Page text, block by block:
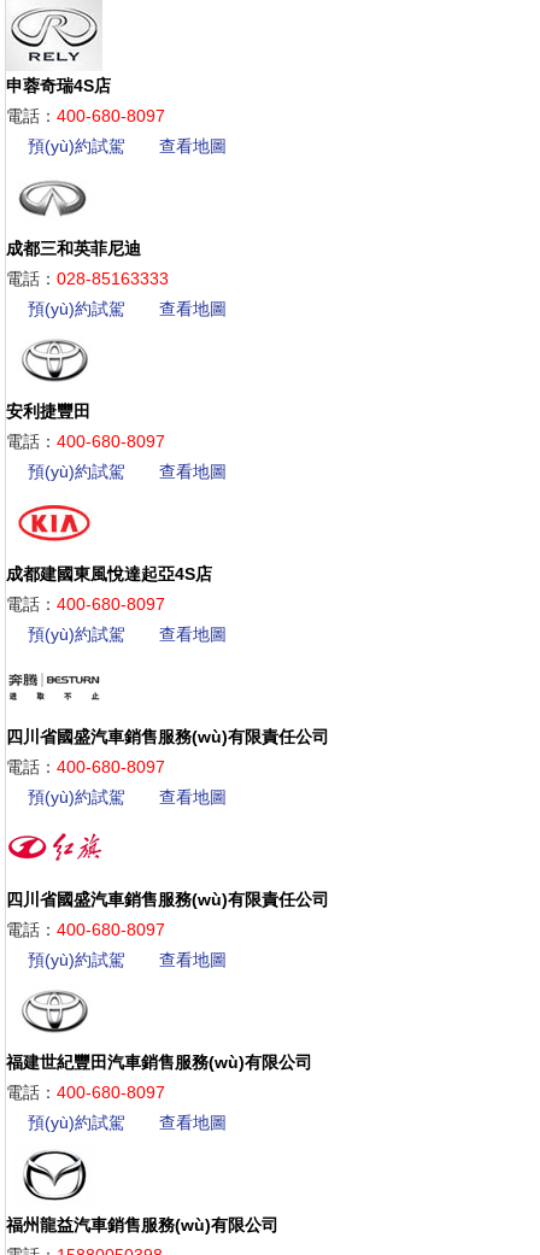
申蓉奇瑞4S店
電話： 400-680-8097
預(yù)約試駕
查看地圖
成都三和英菲尼迪
電話： 028-85163333
預(yù)約試駕
查看地圖
安利捷豐田
電話： 400-680-8097
預(yù)約試駕
查看地圖
成都建國東風悅達起亞4S店
電話： 400-680-8097
預(yù)約試駕
查看地圖
四川省國盛汽車銷售服務(wù)有限責任公司
電話： 400-680-8097
預(yù)約試駕
查看地圖
四川省國盛汽車銷售服務(wù)有限責任公司
電話： 400-680-8097
預(yù)約試駕
查看地圖
福建世紀豐田汽車銷售服務(wù)有限公司
電話： 400-680-8097
預(yù)約試駕
查看地圖
福州龍益汽車銷售服務(wù)有限公司